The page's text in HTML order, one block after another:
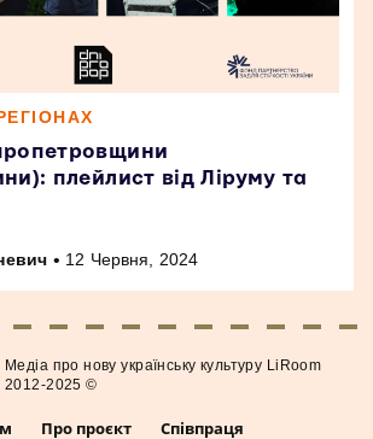
плейлист від Ліруму та
• 12 Червня, 2024
Про проєкт Співпраця
Медiа про нову українську культуру LiRoom
2012-2025 ©